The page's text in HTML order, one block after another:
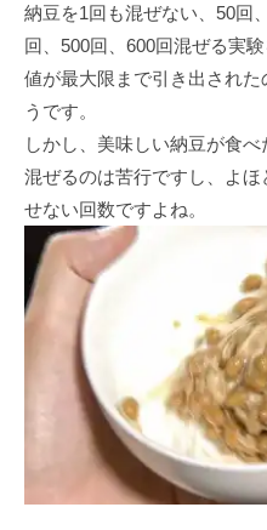
納豆を1回も混ぜない、50回
回、500回、600回混ぜる実
値が最大限まで引き出され
うです。
しかし、美味しい納豆が食
混ぜるのは苦行ですし、よ
せない回数ですよね。